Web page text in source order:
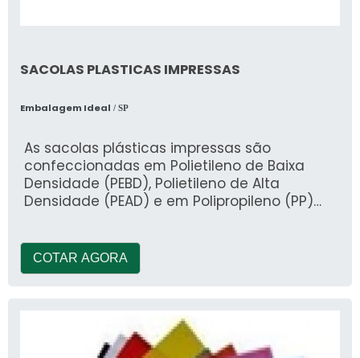
SACOLAS PLASTICAS IMPRESSAS
Embalagem Ideal / SP
As sacolas plásticas impressas são
confeccionadas em Polietileno de Baixa
Densidade (PEBD), Polietileno de Alta
Densidade (PEAD) e em Polipropileno (PP)
COTAR AGORA